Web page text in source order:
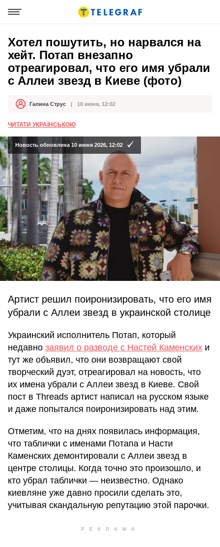
Хотел пошутить, но нарвался на
хейт. Потап внезапно
отреагировал, что его имя убрали
с Аллеи звезд в Киеве (фото)
АвторГалина Струс
Дата публикации 10 июня, 12:02
ЧИТАТИ УКРАЇНСЬКОЮ
Новость обновлена 10 июня 2026, 12:02
Артист решил поиронизировать, что его имя
убрали с Аллеи звезд в украинской столице
Украинский исполнитель Потап, который
недавно заявил о разводе с Настей Каменских и
тут же объявил, что они возвращают свой
творческий дуэт, отреагировал на новость, что
их имена убрали с Аллеи звезд в Киеве. Свой
пост в Threads артист написал на русском языке
и даже попытался поиронизировать над этим.
Отметим, что на днях появилась информация,
что таблички с именами Потапа и Насти
Каменских демонтировали с Аллеи звезд в
центре столицы. Когда точно это произошло, и
кто убрал таблички — неизвестно. Однако
киевляне уже давно просили сделать это,
учитывая скандальную репутацию этой парочки.